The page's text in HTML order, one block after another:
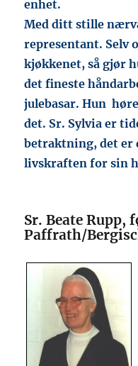
enhet.
Med ditt stille
representant. Selv
kjøkkenet, så gjør
det fineste
julebasar. Hun
det. Sr. Sylvia er
betraktning, det er
livskraften for sin
Sr. Beate Rupp,
Paffrath/